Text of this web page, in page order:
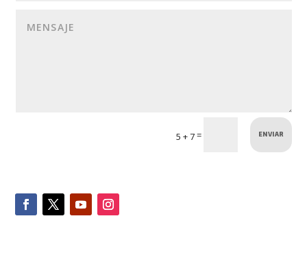
5 + 7= ENVIAR